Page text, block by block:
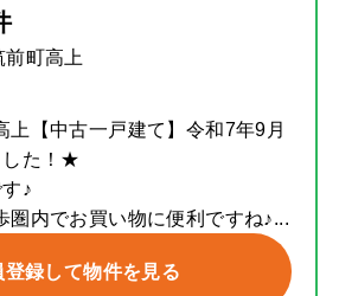
町高上
【中古一戸建て】令和7年9月
た！★
♪
内でお買い物に便利ですね♪...
登録して物件を見る